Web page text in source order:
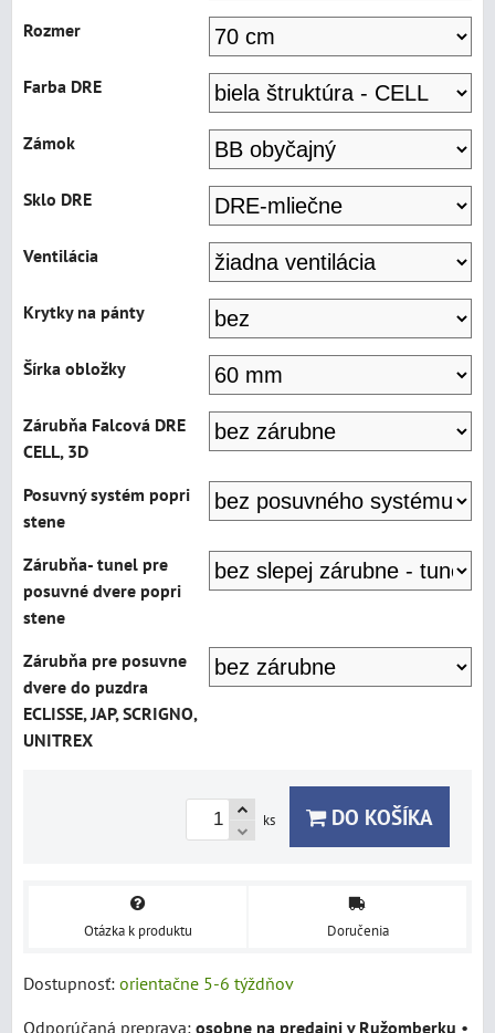
Rozmer
Farba DRE
Zámok
Sklo DRE
Ventilácia
Krytky na pánty
Šírka obložky
Zárubňa Falcová DRE
CELL, 3D
Posuvný systém popri
stene
Zárubňa- tunel pre
posuvné dvere popri
stene
Zárubňa pre posuvne
dvere do puzdra
ECLISSE, JAP, SCRIGNO,
UNITREX
ks DO KOŠÍKA
Otázka k produktu Doručenia
Dostupnosť: orientačne 5-6 týždňov
osobne na predajni v Ružomberku •